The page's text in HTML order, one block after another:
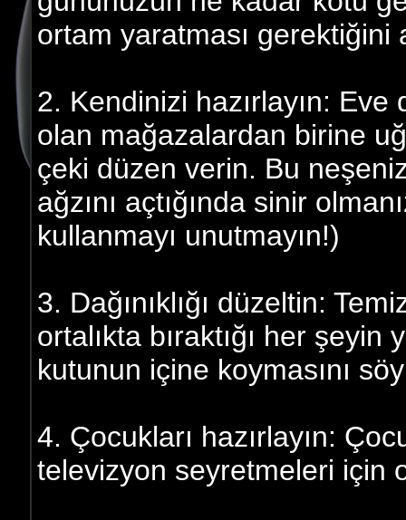
ortam yaratması gerektiğini
2. Kendinizi hazırlayın:
olan mağazalardan birine
çeki düzen verin. Bu
ağzını açtığında sinir
kullanmayı unutmayın!)
3. Dağınıklığı düzeltin:
ortalıkta bıraktığı her
kutunun içine koymasını
4. Çocukları hazırlayın:
televizyon seyretmeleri için